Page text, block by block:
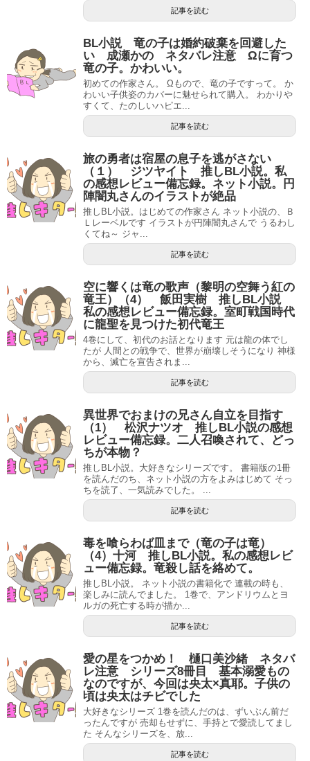
記事を読む
BL小説 竜の子は婚約破棄を回避した
い 成瀬かの ネタバレ注意 Ωに育つ
竜の子。かわいい。
初めての作家さん。 Ωもので、竜の子ですって。 か
わいい子供姿のカバーに魅せられて購入。 わかりや
すくて、たのしいハピエ...
記事を読む
旅の勇者は宿屋の息子を逃がさない
（１） ジツヤイト 推しBL小説。私
の感想レビュー備忘録。ネット小説。円
陣闇丸さんのイラストが絶品
推しBL小説。はじめての作家さん ネット小説の、Ｂ
Ｌレーベルです イラストが円陣闇丸さんで うるわし
くてね～ ジャ...
記事を読む
空に響くは竜の歌声（黎明の空舞う紅の
竜王）（4） 飯田実樹 推しBL小説
私の感想レビュー備忘録。室町戦国時代
に龍聖を見つけた初代竜王
4巻にして、初代のお話となります 元は龍の体でし
たが 人間との戦争で、世界が崩壊しそうになり 神様
から、滅亡を宣告されま...
記事を読む
異世界でおまけの兄さん自立を目指す
（1） 松沢ナツオ 推しBL小説の感想
レビュー備忘録。二人召喚されて、どっ
ちが本物？
推しBL小説。大好きなシリーズです。 書籍版の1冊
を読んだのち、ネット小説の方をよみはじめて そっ
ちを読了、一気読みでした。 ...
記事を読む
毒を喰らわば皿まで（竜の子は竜）
（4）十河 推しBL小説。私の感想レビ
ュー備忘録。竜殺し話を絡めて。
推しBL小説。 ネット小説の書籍化で 連載の時も、
楽しみに読んでました。 1巻で、アンドリウムとヨ
ルガの死亡する時が描か...
記事を読む
愛の星をつかめ！ 樋口美沙緒 ネタバ
レ注意 シリーズ8冊目 基本溺愛もの
なのですが、今回は央太×真耶。子供の
頃は央太はチビでした
大好きなシリーズ 1巻を読んだのは、ずいぶん前だ
ったんですが 売却もせずに、手持とで愛読してまし
た そんなシリーズを、放...
記事を読む